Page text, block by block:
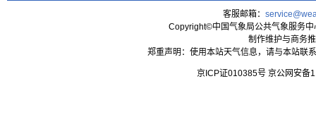
客服邮箱：
Copyright©中国气象局公共气象服务
制作维护与商务
郑重声明：使用本站天气信息，请与本站联
京ICP证010385号 京公网安备